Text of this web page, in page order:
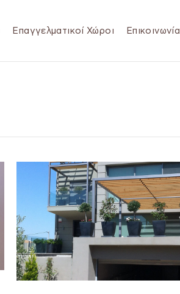
Επαγγελματικοί Χώροι Επικοινωνία